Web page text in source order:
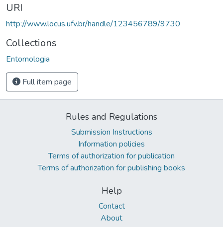
URI
http://www.locus.ufv.br/handle/123456789/9730
Collections
Entomologia
Full item page
Rules and Regulations
Submission Instructions
Information policies
Terms of authorization for publication
Terms of authorization for publishing books
Help
Contact
About